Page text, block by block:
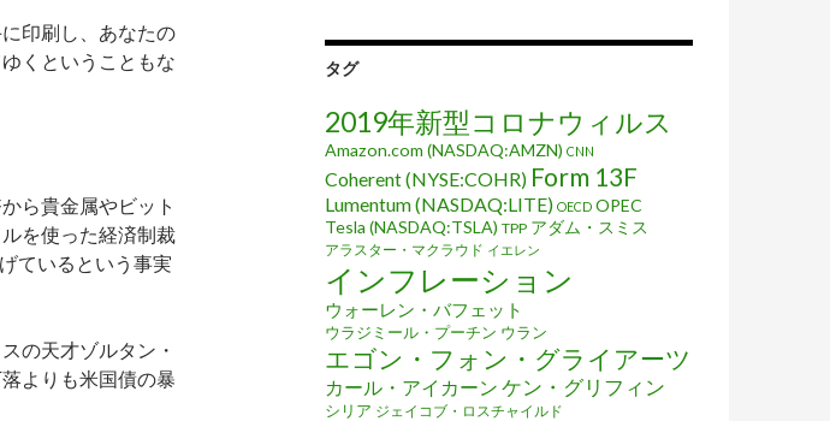
印刷し、あなたの
くということもな
ら貴金属やビット
を使った経済制裁
ているという事実
の天才ゾルタン・
よりも米国債の暴
タグ
2019年新型コロナウィルス
Amazon.com (NASDAQ:AMZN) CNN
Coherent (NYSE:COHR) Form 13F
Lumentum (NASDAQ:LITE) OECD OPEC
Tesla (NASDAQ:TSLA) TPP アダム・スミス
アラスター・マクラウド イエレン
インフレーション
ウォーレン・バフェット
ウラジミール・プーチン ウラン
エゴン・フォン・グライアーツ
カール・アイカーン ケン・グリフィン
シリア ジェイコブ・ロスチャイルド